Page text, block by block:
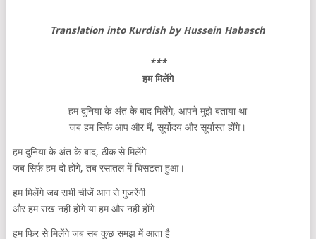
Translation into Kurdish by Hussein Habasch
***
हम मिलेंगे
हम दुनिया के अंत के बाद मिलेंगे, आपने मुझे बताया था
जब हम सिर्फ आप और मैं, सूर्योदय और सूर्यास्त होंगे।
हम दुनिया के अंत के बाद, ठीक से मिलेंगे
जब सिर्फ हम दो होंगे, तब रसातल में घिसटता हुआ।
हम मिलेंगे जब सभी चीजें आग से गुजरेंगी
और हम राख नहीं होंगे या हम और नहीं होंगे
हम फिर से मिलेंगे जब सब कुछ समझ में आता है